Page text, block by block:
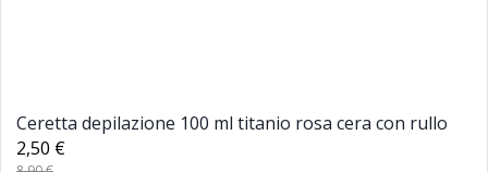
Ceretta depilazione 100 ml titanio rosa cera con rullo
2,50 €